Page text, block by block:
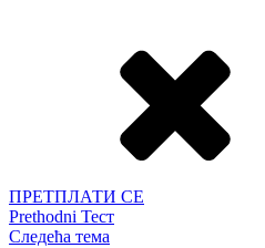
ПРЕТПЛАТИ СЕ
Prethodni Тест
Следећа тема